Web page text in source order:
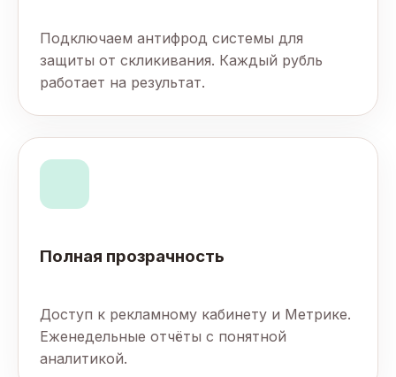
Подключаем антифрод системы для
защиты от скликивания. Каждый рубль
работает на результат.
Полная прозрачность
Доступ к рекламному кабинету и Метрике.
Еженедельные отчёты с понятной
аналитикой.